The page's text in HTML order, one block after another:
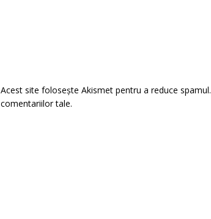
Acest site folosește Akismet pentru a reduce spamul.
comentariilor tale.